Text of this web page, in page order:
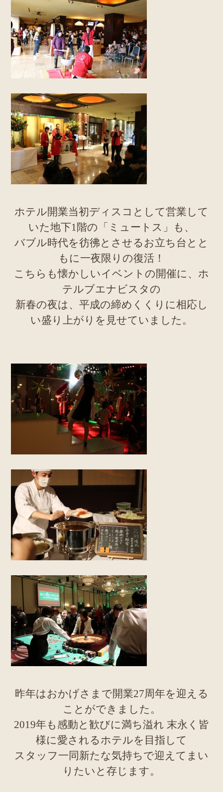
ホテル開業当初ディスコとして営業して
いた地下1階の「ミュートス」も、
バブル時代を彷彿とさせるお立ち台とと
もに一夜限りの復活！
こちらも懐かしいイベントの開催に、ホ
テルブエナビスタの
新春の夜は、平成の締めくくりに相応し
い盛り上がりを見せていました。
昨年はおかげさまで開業27周年を迎える
ことができました。
2019年も感動と歓びに満ち溢れ 末永く皆
様に愛されるホテルを目指して
スタッフ一同新たな気持ちで迎えてまい
りたいと存じます。